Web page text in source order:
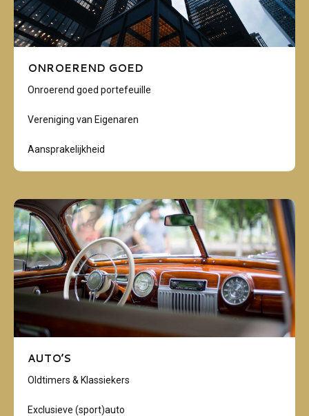
ONROEREND GOED
Onroerend goed portefeuille
Vereniging van Eigenaren
Aansprakelijkheid
AUTO’S
Oldtimers & Klassiekers
Exclusieve (sport)auto